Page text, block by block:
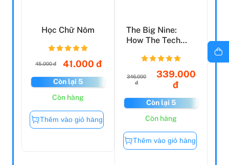
Học Chữ Nôm
45.000 đ 41.000 đ
Còn lại 5
Còn hàng
Thêm vào giỏ hàng
The Big Nine:
How The Tech
Thinki...
346.000
đ
339.000
đ
Còn lại 5
Còn hàng
Thêm vào giỏ hàng